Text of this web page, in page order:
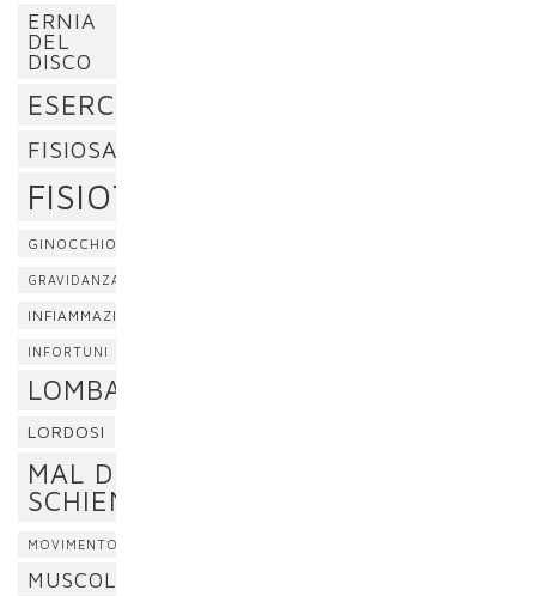
ERNIA
DEL
DISCO
ESERCIZI
FISIOSAN
FISIOTERAPIA
GINOCCHIO
GRAVIDANZA
INFIAMMAZIONE
INFORTUNI
LOMBALGIA
LORDOSI
MAL DI
SCHIENA
MOVIMENTO
MUSCOLI